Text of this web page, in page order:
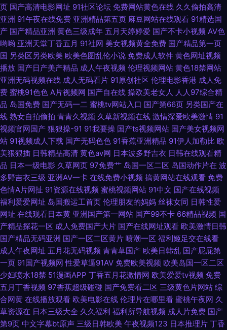
第四页 91视频在线观看播放 91最新福利视频 国产精品自在线拍国产 熟女性
交偷拍 91黄香蕉 国产成人精品一区 欧美日韩另类国产中文 性交影片 91麻豆
精产国品 福利姬在线喷水 老熟妇黑丝骚货18p 91青青视频 影音先锋在线视
频婷婷 AV激情综合网 九九精品免费视频 手机一级h迷奸系列 91黑丝在线观
看 av成人导航影院 韩国伦理天堂电影院 日本阿v中文字幕 影视先锋高加勒
比av 91视频家庭 大香蕉肏你 久久国产秒 日黄页网韩 91传媒新数字化 91自
摸 欧美性爱1区2区 51社区免费国产 97午夜精品福利影院 久操久热 色噜噜狠
狠一二区三区 91V在线 ts赵恩静在线 丝袜人妻中出 欧美十二区 老湿机欧美
视频 东方AV东方在线 日韩另类九区 91n在线网页免费 五月天激情深爱网 AV
片区
页 国产高清电影网址 91社区论坛 免费网站黄色在线 久久偷拍高清
亚洲 91午夜在线免费 亚洲精品第五页 麻豆网站在线观看 91精选国
产 国产精品亚洲 黄色三级成年 五月天婷婷爱 国产不卡小视频 AV色
哟哟 亚洲天堂丁香五月 91社网 美女视频黄全免费 国产精品第一页
国 另类区另类欧美 欧美色图乱伦小说 免费成人软件 黄色网址视频
播放 国产日产美产精品 成人午夜视频 伦理视频网站 黄色18禁网站
亚洲无码视频在线 成人无码看片 91原创社区 伦理电影香港 成人免
费 蜜桃91色色 A片视频网 国产自在线 操欧美老女人 人人97综合精
品 岛国免费 国产无码一二 蜜桃tv网站入口 国产第66页 另类国产在
线 熟女自拍偷拍 青青久视频 久草新视频在线 激情深爱欧美激情 91
视频官网国产 狠狠操-91 91我要操 国产ts视频网站 国产美女视频网
站 91视频成人下载 国产无码色色 91香蕉亚洲精品 91伊人加勒比 欧
美狠狠插 日韩精品高清 黄色av网 日本波多野吉衣 日韩在线观看精
品 日本一级电影 久草网页 97免费艹 岛国一区二区 岛国动作片在 波
多野吉衣三级 亚洲AV一卡 在线免费小视频 搞黄网站在线观看 免费
色情A片网扯 91资源在线视频 蜜桃视频网站 91中文 国产在线视频
福利爱爱网址 岛国搬运工首页 伦理朋友的妈妈 丝袜女同 日韩性爱
网址 在线观看日本黄 亚洲国产第一网站 国产99不卡 66精品视频 国
产精品探花一区 成人免费国产大片 国产在线网址观看 欧美激情日韩
国产精品无码亚洲 国产一区二区黄片 喷潮一区 福利姬足交在线看
成人午夜网址 五月花无码视频 青青草国产 欧美日韩乱 国产屁屁第
一页 91国产视频网 性爱草逼91AV 免费欧美视频 欧美岛国一区二区
少妇喷水18禁 51漫画APP 丁香五月花激情网 欧美爱爱tv视频 免费
五月丁香视频 97香蕉超级碰碰 国产免费看二区 三级黄色片网站 综
合网黄 在线播放观看 欧美电影在线 伦理片在哪里看 蜜桃午夜网 久
草资源在 日本三级大全 久久福利 福利所导航视频 成人片免费 国产
第9页 中文字幕bt原声 三级日韩欧美 午夜视频123 日本推理片 丁香